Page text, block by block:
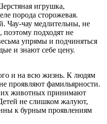
игрушка,
порода сторожевая.
Чау-чау медлительны, не
подходят не
упрямы и подчиняться
и знают себе цену.
и на всю жизнь. К людям
проявляют фамильярности.
животных принимают
не слишком жалуют,
к бурным проявлениям